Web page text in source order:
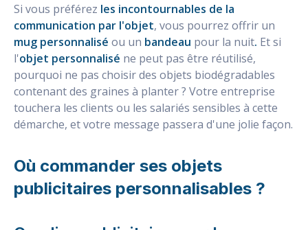
Si vous préférez les incontournables de la
communication par l'objet, vous pourrez offrir un
mug personnalisé ou un bandeau pour la nuit. Et si
l'objet personnalisé ne peut pas être réutilisé,
pourquoi ne pas choisir des objets biodégradables
contenant des graines à planter ? Votre entreprise
touchera les clients ou les salariés sensibles à cette
démarche, et votre message passera d'une jolie façon.
Où commander ses objets
publicitaires personnalisables ?